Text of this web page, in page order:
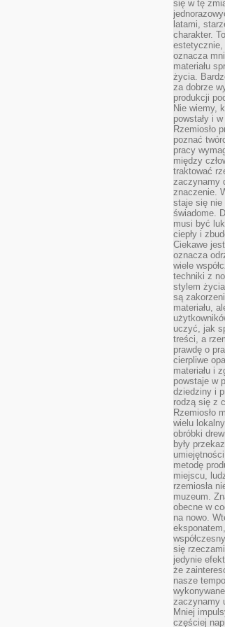
się w tę
latami,
charakter.
estetycznie,
oznacza
materiału
życia.
za dobrze
produkcji
Nie wiemy,
powstały i
Rzemiosło
poznać
pracy
między
traktować
zaczynamy
znaczenie.
staje się nie
świadome.
musi być
ciepły i
Ciekawe
oznacza
wiele
techniki z
stylem
są
materiału,
uczyć, jak
treści, a
prawdę o
cierpliwe
materiału i
powstaje w
dziedziny i
rodzą się z
Rzemiosło
wielu
obróbki
były
metodę
miejscu,
rzemiosła
muzeum.
obecne w
na nowo.
się
jedynie
że
nasze
zaczynamy
Mniej
częściej